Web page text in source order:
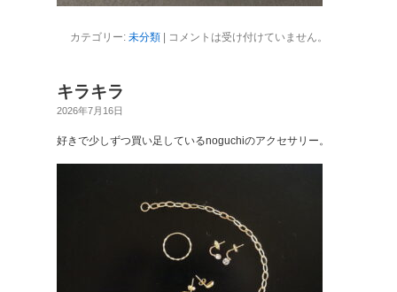
カテゴリー: 未分類| コメントは受け付けていません。
キラキラ
2026年7月16日
好きで少しずつ買い足しているnoguchiのアクセサリー。